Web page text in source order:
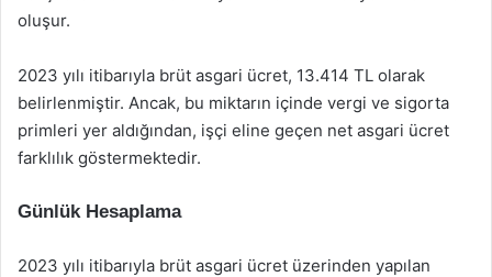
oluşur.
2023 yılı itibarıyla brüt asgari ücret, 13.414 TL olarak
belirlenmiştir. Ancak, bu miktarın içinde vergi ve sigorta
primleri yer aldığından, işçi eline geçen net asgari ücret
farklılık göstermektedir.
Günlük Hesaplama
2023 yılı itibarıyla brüt asgari ücret üzerinden yapılan